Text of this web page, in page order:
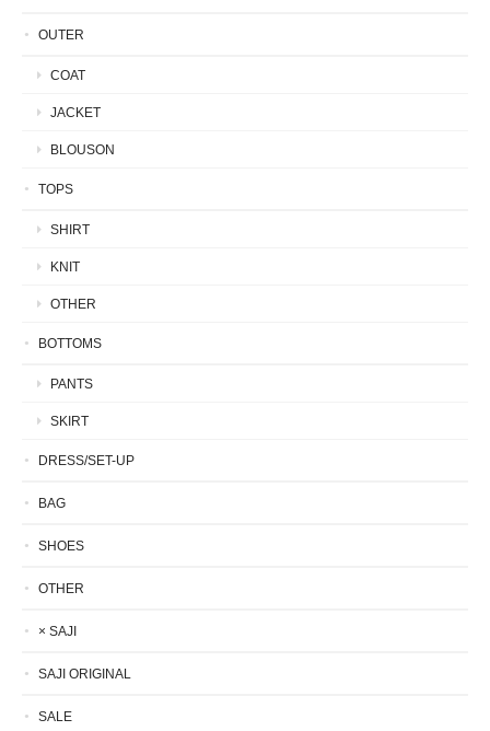
OUTER
COAT
JACKET
BLOUSON
TOPS
SHIRT
KNIT
OTHER
BOTTOMS
PANTS
SKIRT
DRESS/SET-UP
BAG
SHOES
OTHER
× SAJI
SAJI ORIGINAL
SALE